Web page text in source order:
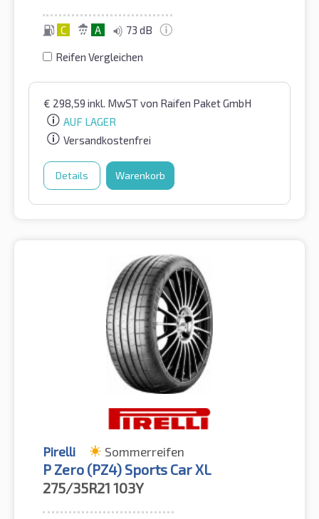
C A 73 dB
Reifen Vergleichen
€ 298,59 inkl. MwSTvon Raifen Paket GmbH
AUF LAGER
Versandkostenfrei
Details Warenkorb
Pirelli Sommerreifen
P Zero (PZ4) Sports Car XL
275/35R21 103Y